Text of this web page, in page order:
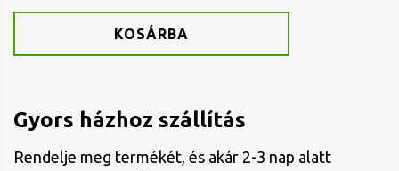
KOSÁRBA
Gyors házhoz szállítás
Rendelje meg termékét, és akár 2-3 nap alatt